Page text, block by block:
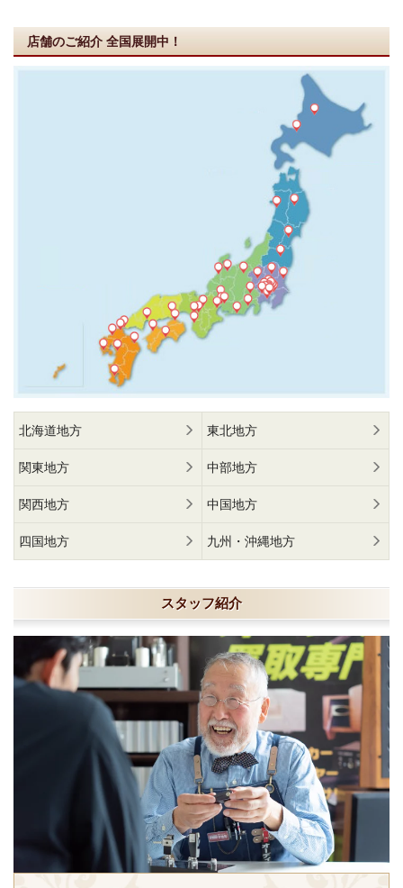
店舗のご紹介 全国展開中！
北海道地方 東北地方
関東地方 中部地方
関西地方 中国地方
四国地方 九州・沖縄地方
スタッフ紹介